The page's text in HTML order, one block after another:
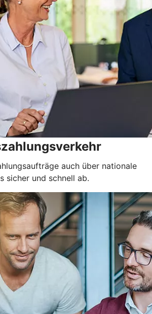
auch über nationale
sicher und schnell ab.